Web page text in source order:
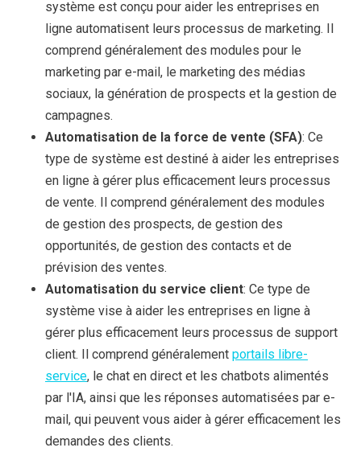
système est conçu pour aider les entreprises en
ligne automatisent leurs processus de marketing. Il
comprend généralement des modules pour le
marketing par e-mail, le marketing des médias
sociaux, la génération de prospects et la gestion de
campagnes.
Automatisation de la force de vente (SFA): Ce
type de système est destiné à aider les entreprises
en ligne à gérer plus efficacement leurs processus
de vente. Il comprend généralement des modules
de gestion des prospects, de gestion des
opportunités, de gestion des contacts et de
prévision des ventes.
Automatisation du service client: Ce type de
système vise à aider les entreprises en ligne à
gérer plus efficacement leurs processus de support
client. Il comprend généralement portails libre-
service, le chat en direct et les chatbots alimentés
par l'IA, ainsi que les réponses automatisées par e-
mail, qui peuvent vous aider à gérer efficacement les
demandes des clients.